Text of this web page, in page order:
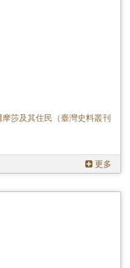
莎及其住民（臺灣史料叢刊
更多